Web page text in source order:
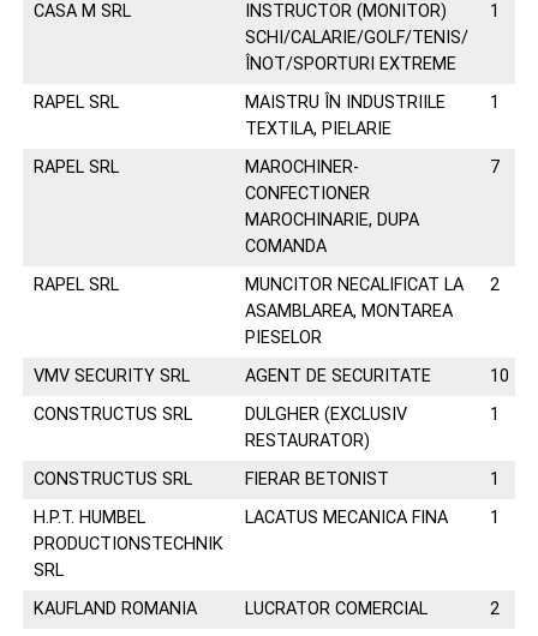
CASA M SRL
INSTRUCTOR (MONITOR)
SCHI/CALARIE/GOLF/TENIS/
ÎNOT/SPORTURI EXTREME
1
RAPEL SRL
MAISTRU ÎN INDUSTRIILE
TEXTILA, PIELARIE
1
RAPEL SRL
MAROCHINER-
CONFECTIONER
MAROCHINARIE, DUPA
COMANDA
7
RAPEL SRL
MUNCITOR NECALIFICAT LA
ASAMBLAREA, MONTAREA
PIESELOR
2
VMV SECURITY SRL AGENT DE SECURITATE
10
CONSTRUCTUS SRL
DULGHER (EXCLUSIV
RESTAURATOR)
1
CONSTRUCTUS SRL FIERAR BETONIST
1
H.P.T. HUMBEL
PRODUCTIONSTECHNIK
SRL
LACATUS MECANICA FINA 1
KAUFLAND ROMANIA LUCRATOR COMERCIAL
2